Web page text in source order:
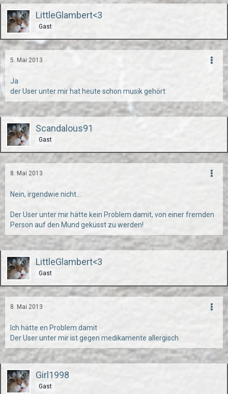
LittleGlambert<3
Gast
5. Mai 2013
Ja
der User unter mir hat heute schon musik gehört
Scandalous91
Gast
8. Mai 2013
Nein, irgendwie nicht...
Der User unter mir hätte kein Problem damit, von einer fremden
Person auf den Mund geküsst zu werden!
LittleGlambert<3
Gast
8. Mai 2013
Ich hätte en Problem damit
Der User unter mir ist gegen medikamente allergisch
Girl1998
Gast